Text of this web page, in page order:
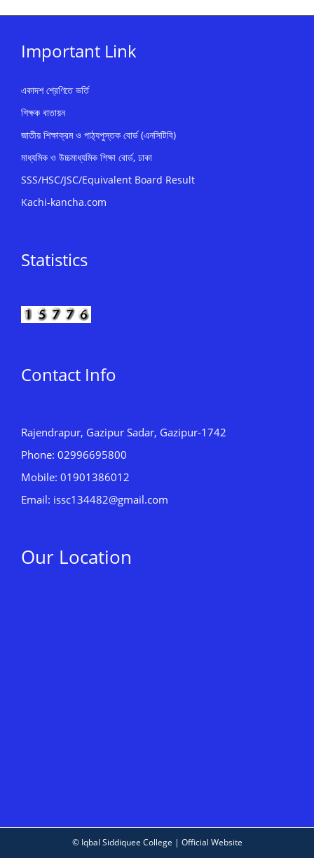
Important Link
একাদশ শ্রেণিতে ভর্তি
শিক্ষক বাতায়ন
জাতীয় শিক্ষাক্রম ও পাঠ্যপুস্তক বোর্ড (এনসিটিবি)
মাধ্যমিক ও উচ্চমাধ্যমিক শিক্ষা বোর্ড, ঢাকা
SSS/HSC/JSC/Equivalent Board Result
Kachi-kancha.com
Statistics
Contact Info
Rajendrapur, Gazipur Sadar, Gazipur-1742
Phone: 02996695800
Mobile: 01901386012
Email: issc134482@gmail.com
Our Location
© Iqbal Siddiquee College | Official Website